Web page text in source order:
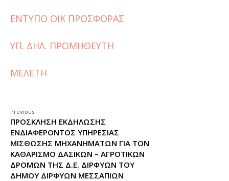
ΕΝΤΥΠΟ ΟΙΚ ΠΡΟΣΦΟΡΑΣ
ΥΠ. ΔΗΛ. ΠΡΟΜΗΘΕΥΤΗ
ΜΕΛΕΤΗ
Previous:
ΠΡΟΣΚΛΗΣΗ ΕΚΔΗΛΩΣΗΣ
ΕΝΔΙΑΦΕΡΟΝΤΟΣ ΥΠΗΡΕΣΙΑΣ
ΜΙΣΘΩΣΗΣ ΜΗΧΑΝΗΜΑΤΩΝ ΓΙΑ ΤΟΝ
ΚΑΘΑΡΙΣΜΟ ΔΑΣΙΚΩΝ – ΑΓΡΟΤΙΚΩΝ
ΔΡΟΜΩΝ ΤΗΣ Δ.Ε. ΔΙΡΦΥΩΝ ΤΟΥ
ΔΗΜΟΥ ΔΙΡΦΥΩΝ ΜΕΣΣΑΠΙΩΝ